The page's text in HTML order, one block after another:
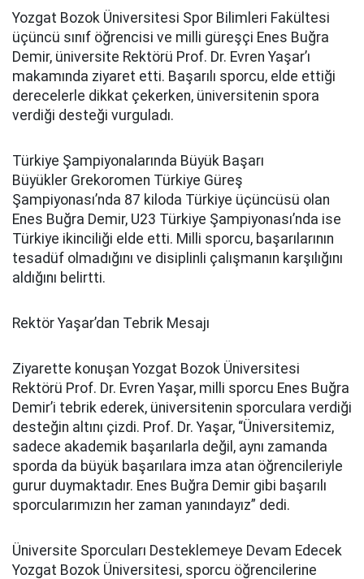
Yozgat Bozok Üniversitesi Spor Bilimleri Fakültesi
üçüncü sınıf öğrencisi ve milli güreşçi Enes Buğra
Demir, üniversite Rektörü Prof. Dr. Evren Yaşar’ı
makamında ziyaret etti. Başarılı sporcu, elde ettiği
derecelerle dikkat çekerken, üniversitenin spora
verdiği desteği vurguladı.
Türkiye Şampiyonalarında Büyük Başarı
Büyükler Grekoromen Türkiye Güreş
Şampiyonası’nda 87 kiloda Türkiye üçüncüsü olan
Enes Buğra Demir, U23 Türkiye Şampiyonası’nda ise
Türkiye ikinciliği elde etti. Milli sporcu, başarılarının
tesadüf olmadığını ve disiplinli çalışmanın karşılığını
aldığını belirtti.
Rektör Yaşar’dan Tebrik Mesajı
Ziyarette konuşan Yozgat Bozok Üniversitesi
Rektörü Prof. Dr. Evren Yaşar, milli sporcu Enes Buğra
Demir’i tebrik ederek, üniversitenin sporculara verdiği
desteğin altını çizdi. Prof. Dr. Yaşar, “Üniversitemiz,
sadece akademik başarılarla değil, aynı zamanda
sporda da büyük başarılara imza atan öğrencileriyle
gurur duymaktadır. Enes Buğra Demir gibi başarılı
sporcularımızın her zaman yanındayız” dedi.
Üniversite Sporcuları Desteklemeye Devam Edecek
Yozgat Bozok Üniversitesi, sporcu öğrencilerine